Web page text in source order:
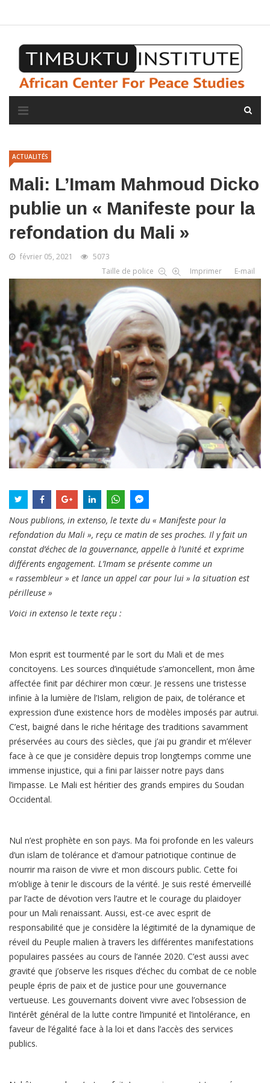
ACTUALITÉS
Mali: L’Imam Mahmoud Dicko
publie un « Manifeste pour la
refondation du Mali »
février 05, 2021
5073
Taille de police
Imprimer E-mail
Nous publions, in extenso, le texte du « Manifeste pour la
refondation du Mali », reçu ce matin de ses proches. Il y fait un
constat d’échec de la gouvernance, appelle à l’unité et exprime
différents engagement. L’Imam se présente comme un
« rassembleur » et lance un appel car pour lui » la situation est
périlleuse »
Voici in extenso le texte reçu :
Mon esprit est tourmenté par le sort du Mali et de mes
concitoyens. Les sources d’inquiétude s’amoncellent, mon âme
affectée finit par déchirer mon cœur. Je ressens une tristesse
infinie à la lumière de l’Islam, religion de paix, de tolérance et
expression d’une existence hors de modèles imposés par autrui.
C’est, baigné dans le riche héritage des traditions savamment
préservées au cours des siècles, que j’ai pu grandir et m’élever
face à ce que je considère depuis trop longtemps comme une
immense injustice, qui a fini par laisser notre pays dans
l’impasse. Le Mali est héritier des grands empires du Soudan
Occidental.
Nul n’est prophète en son pays. Ma foi profonde en les valeurs
d’un islam de tolérance et d’amour patriotique continue de
nourrir ma raison de vivre et mon discours public. Cette foi
m’oblige à tenir le discours de la vérité. Je suis resté émerveillé
par l’acte de dévotion vers l’autre et le courage du plaidoyer
pour un Mali renaissant. Aussi, est-ce avec esprit de
responsabilité que je considère la légitimité de la dynamique de
réveil du Peuple malien à travers les différentes manifestations
populaires passées au cours de l’année 2020. C’est aussi avec
gravité que j’observe les risques d’échec du combat de ce noble
peuple épris de paix et de justice pour une gouvernance
vertueuse. Les gouvernants doivent vivre avec l’obsession de
l’intérêt général de la lutte contre l’impunité et l’intolérance, en
faveur de l’égalité face à la loi et dans l’accès des services
publics.